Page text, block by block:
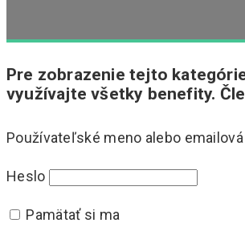
Pre zobrazenie tejto
využívajte všetky benefity.
Používateľské meno alebo
Heslo
Pamätať si ma